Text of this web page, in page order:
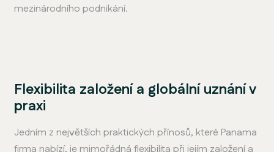
mezinárodního podnikání.
Flexibilita založení a globální uznání v
praxi
Jedním z největších praktických přínosů, které Panama